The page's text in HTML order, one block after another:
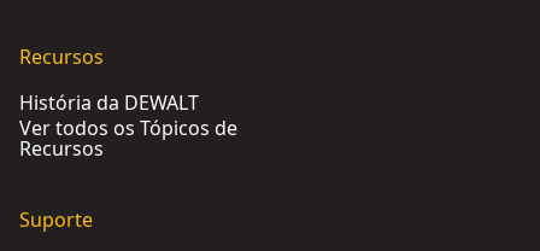
Recursos
História da DEWALT
Ver todos os Tópicos de
Recursos
Suporte